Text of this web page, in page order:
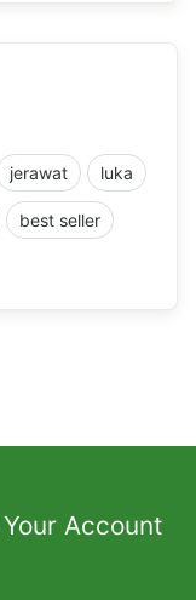
jerawat luka
best seller
Account